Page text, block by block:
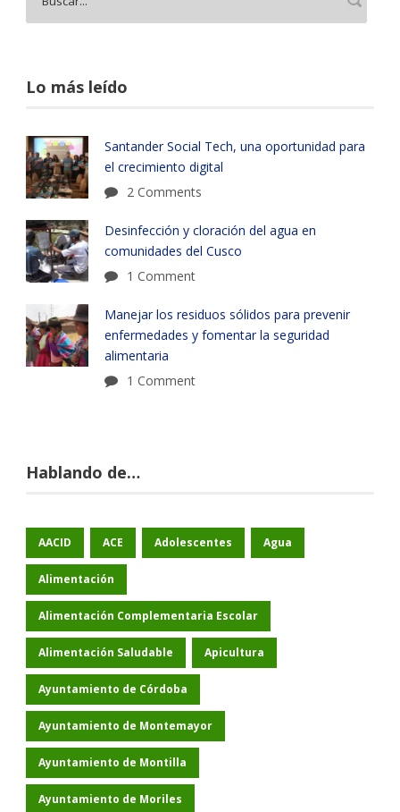
Lo más leído
Santander Social Tech, una oportunidad para
el crecimiento digital
2 Comments
Desinfección y cloración del agua en
comunidades del Cusco
1 Comment
Manejar los residuos sólidos para prevenir
enfermedades y fomentar la seguridad
alimentaria
1 Comment
Hablando de…
AACID ACE Adolescentes Agua
Alimentación
Alimentación Complementaria Escolar
Alimentación Saludable Apicultura
Ayuntamiento de Córdoba
Ayuntamiento de Montemayor
Ayuntamiento de Montilla
Ayuntamiento de Moriles